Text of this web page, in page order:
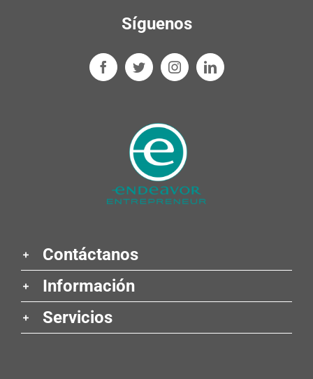
Síguenos
Contáctanos
Información
Servicios